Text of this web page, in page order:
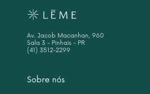
Sobre nós
Av. Jacob Macanhan, 960
Sala 3 - Pinhais - PR
(41) 3512-2299